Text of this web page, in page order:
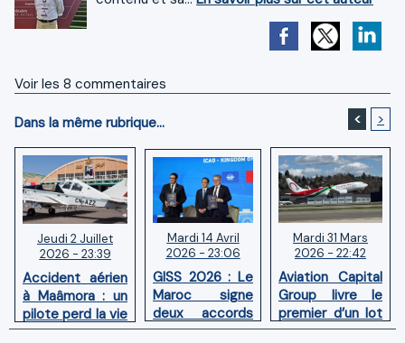
Voir les 8 commentaires
Dans la même rubrique... < >
Jeudi 2 Juillet
2026 - 23:39
Accident aérien
à Maâmora : un
pilote perd la vie
en combat
Mardi 14 Avril
2026 - 23:06
GISS 2026 : Le
Maroc signe
deux accords
avec l'OACI
Mardi 31 Mars
2026 - 22:42
Aviation Capital
Group livre le
premier d’un lot
de six Boeing